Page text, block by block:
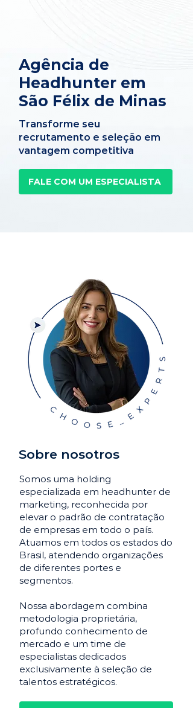
Agência de
Headhunter em
São Félix de Minas
Transforme seu
recrutamento e seleção em
vantagem competitiva
FALE COM UM ESPECIALISTA
Sobre nosotros
Somos uma holding
especializada em headhunter de
marketing, reconhecida por
elevar o padrão de contratação
de empresas em todo o país.
Atuamos em todos os estados do
Brasil, atendendo organizações
de diferentes portes e
segmentos.
Nossa abordagem combina
metodologia proprietária,
profundo conhecimento de
mercado e um time de
especialistas dedicados
exclusivamente à seleção de
talentos estratégicos.